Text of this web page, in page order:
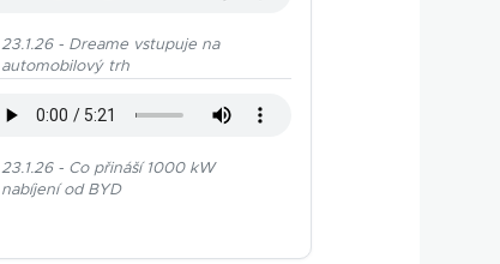
23.1.26 - Dreame vstupuje na
automobilový trh
23.1.26 - Co přináší 1000 kW
nabíjení od BYD